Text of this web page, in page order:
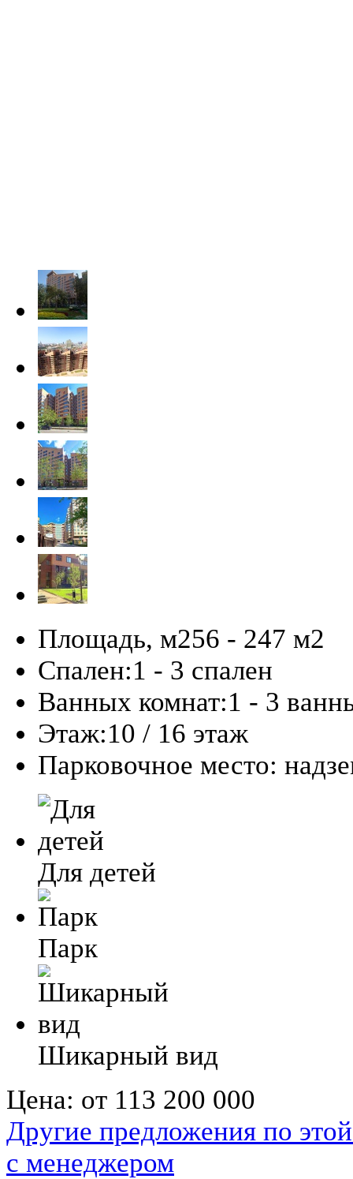
Площадь, м256 - 247 м2
Спален:1 - 3 спален
Ванных комнат:1 - 3
Этаж:10 / 16 этаж
Парковочное место:
Для детей
Парк
Шикарный вид
Цена: от 113 200 000
Другие предложения по
с менеджером